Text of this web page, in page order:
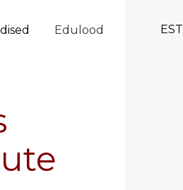
Edulood EST